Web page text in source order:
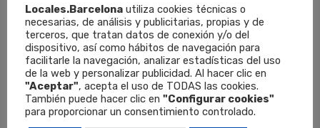
He leído y acepto laPolítica de Privacidad
Finalidades: Responder a sus solicitudes y
remitirle información comercial de nuestros
productos y servicios, incluso por medios
electrónicos.Derechos: Puede retirar su
consentimiento en cualquier momento, así
Locales.Barcelona utiliza cookies técnicas o
necesarias, de análisis y publicitarias, propias y de
terceros, que tratan datos de conexión y/o del
dispositivo, así como hábitos de navegación para
facilitarle la navegación, analizar estadísticas del uso
de la web y personalizar publicidad. Al hacer clic en
"Aceptar", acepta el uso de TODAS las cookies.
También puede hacer clic en "Configurar cookies"
para proporcionar un consentimiento controlado.